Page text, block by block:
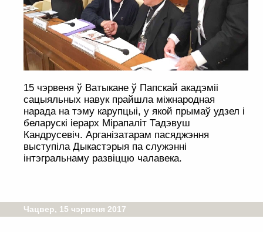
15 чэрвеня ў Ватыкане ў Папскай акадэміі
сацыяльных навук прайшла міжнародная
нарада на тэму карупцыі, у якой прымаў удзел і
беларускі іерарх Мірапаліт Тадэвуш
Кандрусевіч. Арганізатарам пасяджэння
выступіла Дыкастэрыя па служэнні
інтэгральнаму развіццю чалавека.
Чацвер, 15 чэрвеня 2017